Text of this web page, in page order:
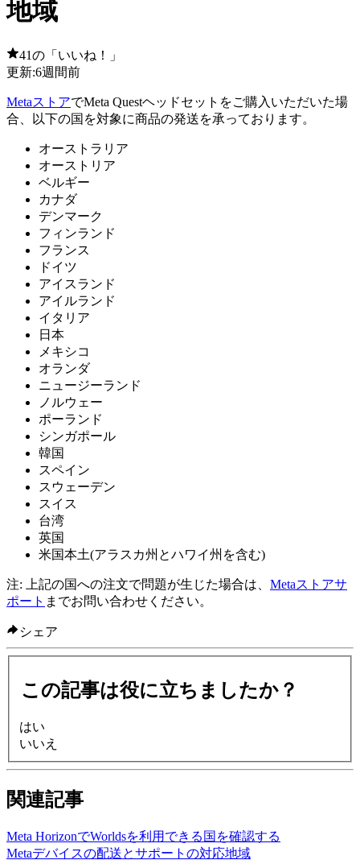
地域
41の「いいね！」
更新:6週間前
MetaストアでMeta Questヘッドセットをご購入いただいた場
合、以下の国を対象に商品の発送を承っております。
オーストラリア
オーストリア
ベルギー
カナダ
デンマーク
フィンランド
フランス
ドイツ
アイスランド
アイルランド
イタリア
日本
メキシコ
オランダ
ニュージーランド
ノルウェー
ポーランド
シンガポール
韓国
スペイン
スウェーデン
スイス
台湾
英国
米国本土(アラスカ州とハワイ州を含む)
注: 上記の国への注文で問題が生じた場合は、 Metaストアサ
ポート までお問い合わせください。
シェア
この記事は役に立ちましたか？
はい
いいえ
関連記事
Meta HorizonでWorldsを利用できる国を確認する
Metaデバイスの配送とサポートの対応地域